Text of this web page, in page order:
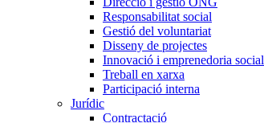
Responsabilitat social
Gestió del voluntariat
Disseny de projectes
Innovació i emprenedoria social
Treball en xarxa
Participació interna
Jurídic
Contractació